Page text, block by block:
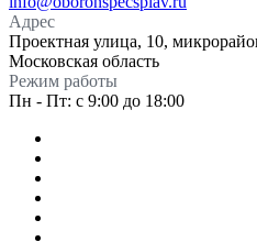
Адрес
Проектная улица, 10,
Московская область
Режим работы
Пн - Пт: с 9:00 до 18:00